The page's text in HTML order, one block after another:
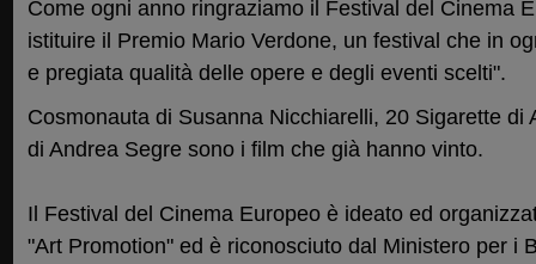
Come ogni anno ringraziamo il Festival del Cinema
istituire il Premio Mario Verdone, un festival che in
e pregiata qualità delle opere e degli eventi scelti".
Cosmonauta di Susanna Nicchiarelli, 20 Sigarette di
di Andrea Segre sono i film che già hanno vinto.
Il Festival del Cinema Europeo è ideato ed
"Art Promotion" ed è riconosciuto dal Ministero per i